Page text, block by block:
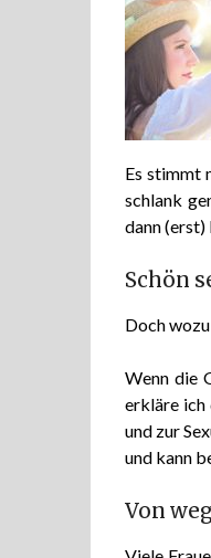
Es stimmt
schlank
dann
Schön
Doch
Wenn die
erkläre ich
und zur
und kann
Von